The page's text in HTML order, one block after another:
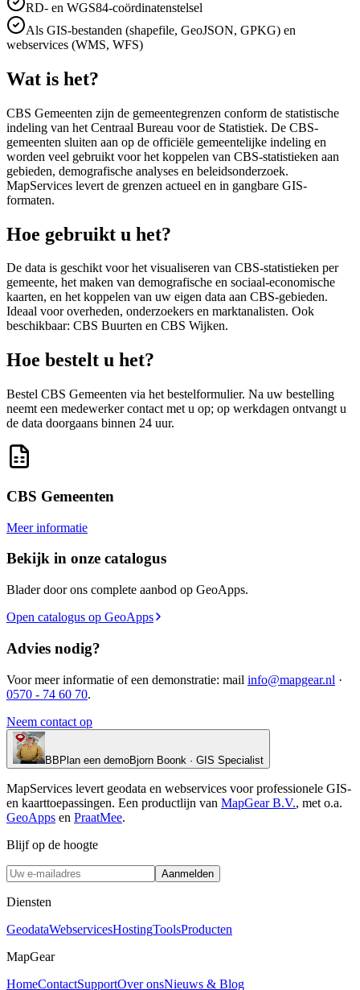
RD- en WGS84-coördinatenstelsel
Als GIS-bestanden (shapefile, GeoJSON, GPKG) en
webservices (WMS, WFS)
Wat is het?
CBS Gemeenten zijn de gemeentegrenzen conform de statistische
indeling van het Centraal Bureau voor de Statistiek. De CBS-
gemeenten sluiten aan op de officiële gemeentelijke indeling en
worden veel gebruikt voor het koppelen van CBS-statistieken aan
gebieden, demografische analyses en beleidsonderzoek.
MapServices levert de grenzen actueel en in gangbare GIS-
formaten.
Hoe gebruikt u het?
De data is geschikt voor het visualiseren van CBS-statistieken per
gemeente, het maken van demografische en sociaal-economische
kaarten, en het koppelen van uw eigen data aan CBS-gebieden.
Ideaal voor overheden, onderzoekers en marktanalisten. Ook
beschikbaar: CBS Buurten en CBS Wijken.
Hoe bestelt u het?
Bestel CBS Gemeenten via het bestelformulier. Na uw bestelling
neemt een medewerker contact met u op; op werkdagen ontvangt u
de data doorgaans binnen 24 uur.
CBS Gemeenten
Meer informatie
Bekijk in onze catalogus
Blader door ons complete aanbod op GeoApps.
Open catalogus op GeoApps
Advies nodig?
Voor meer informatie of een demonstratie: mail info@mapgear.nl ·
0570 - 74 60 70.
Neem contact op
BBPlan een demoBjorn Boonk · GIS Specialist
MapServices levert geodata en webservices voor professionele GIS-
en kaarttoepassingen. Een productlijn van MapGear B.V., met o.a.
GeoApps en PraatMee.
Blijf op de hoogte
Aanmelden
Diensten
GeodataWebservicesHostingToolsProducten
MapGear
HomeContactSupportOver onsNieuws & Blog